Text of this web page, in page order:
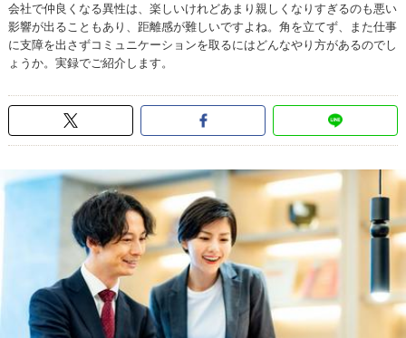
会社で仲良くなる異性は、楽しいけれどあまり親しくなりすぎるのも悪い
影響が出ることもあり、距離感が難しいですよね。角を立てず、また仕事
に支障を出さずコミュニケーションを取るにはどんなやり方があるのでし
ょうか。実録でご紹介します。